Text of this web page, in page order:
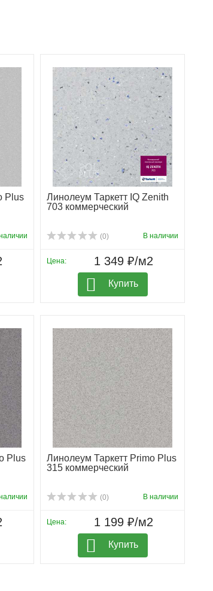
Plus
Линолеум Таркетт IQ Zenith
703 коммерческий
(0) В наличии
Цена: 1 349 ₽/м2
Купить
Plus
Линолеум Таркетт Primo Plus
315 коммерческий
(0) В наличии
Цена: 1 199 ₽/м2
Купить